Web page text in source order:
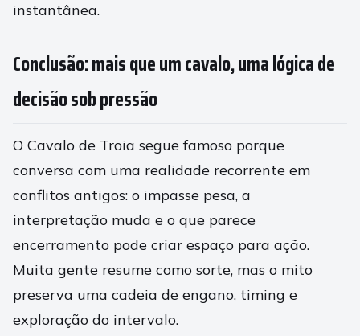
instantânea.
Conclusão: mais que um cavalo, uma lógica de
decisão sob pressão
O Cavalo de Troia segue famoso porque
conversa com uma realidade recorrente em
conflitos antigos: o impasse pesa, a
interpretação muda e o que parece
encerramento pode criar espaço para ação.
Muita gente resume como sorte, mas o mito
preserva uma cadeia de engano, timing e
exploração do intervalo.